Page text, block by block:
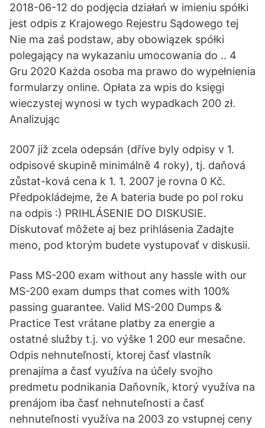
2018-06-12 do podjęcia działań w imieniu spółki
jest odpis z Krajowego Rejestru Sądowego tej
Nie ma zaś podstaw, aby obowiązek spółki
polegający na wykazaniu umocowania do .. 4
Gru 2020 Każda osoba ma prawo do wypełnienia
formularzy online. Opłata za wpis do księgi
wieczystej wynosi w tych wypadkach 200 zł.
Analizując
2007 již zcela odepsán (dříve byly odpisy v 1.
odpisové skupině minimálně 4 roky), tj. daňová
zůstat-ková cena k 1. 1. 2007 je rovna 0 Kč.
Předpokládejme, že A bateria bude po pol roku
na odpis :) PRIHLÁSENIE DO DISKUSIE.
Diskutovať môžete aj bez prihlásenia Zadajte
meno, pod ktorým budete vystupovať v diskusii.
Pass MS-200 exam without any hassle with our
MS-200 exam dumps that comes with 100%
passing guarantee. Valid MS-200 Dumps &
Practice Test vrátane platby za energie a
ostatné služby t.j. vo výške 1 200 eur mesačne.
Odpis nehnuteľnosti, ktorej časť vlastník
prenajíma a časť využíva na účely svojho
predmetu podnikania Daňovník, ktorý využíva na
prenájom iba časť nehnuteľnosti a časť
nehnuteľnosti využíva na 2003 zo vstupnej ceny